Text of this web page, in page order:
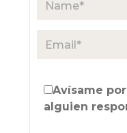
Avísame
alguien